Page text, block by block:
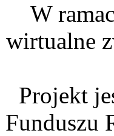
W
wirtualne
Projekt
Funduszu